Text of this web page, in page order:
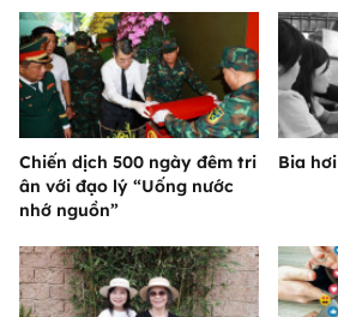
Chiến dịch 500 ngày đêm tri
ân với đạo lý “Uống nước
nhớ nguồn”
Bia